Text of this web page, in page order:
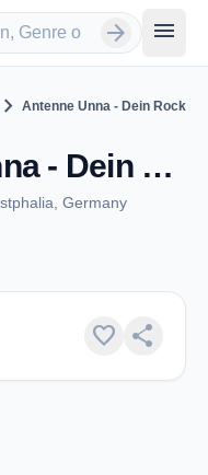
arrow_forward menu
chevron_rightAntenne Unna - Dein Rock
Antenne Unna - Dein Rock - Unna
Germany
favorite share